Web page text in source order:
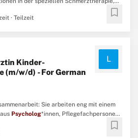
, Pflege- und Sekretariatskräften
...· Teilzeit bookmark
Kinder-
(m/w/d) - For German
L
Sie arbeiten eng mit einem
Psycholog*innen, Pflegefachpersonen,
aus Bewegungstherapie,
Musiktherapie und Logopädie
bookmark